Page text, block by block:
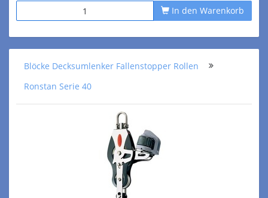
In den Warenkorb
Blöcke Decksumlenker Fallenstopper Rollen
Ronstan Serie 40